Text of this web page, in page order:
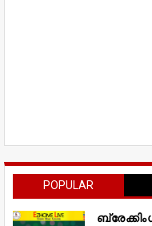
POPULAR